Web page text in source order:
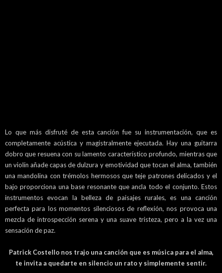
Lo que más disfruté de esta canción fue su instrumentación, que es
completamente acústica y magistralmente ejecutada. Hay una guitarra
dobro que resuena con su lamento característico profundo, mientras que
un violín añade capas de dulzura y emotividad que tocan el alma, también
una mandolina con trémolos hermosos que teje patrones delicados y el
bajo proporciona una base resonante que ancla todo el conjunto. Estos
instrumentos evocan la belleza de paisajes rurales, es una canción
perfecta para los momentos silenciosos de reflexión, nos provoca una
mezcla de introspección serena y una suave tristeza, pero a la vez una
sensación de paz.
Patrick Costello nos trajo una canción que es música para el alma,
te invita a quedarte en silencio un rato y simplemente sentir.